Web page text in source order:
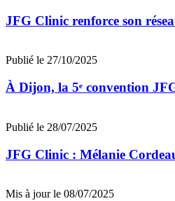
JFG Clinic renforce son
Publié le 27/10/2025
À Dijon, la 5ᵉ convention
Publié le 28/07/2025
JFG Clinic : Mélanie
Mis à jour le 08/07/2025